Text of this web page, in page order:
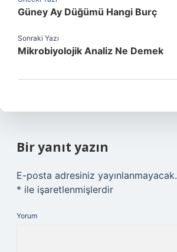
Güney Ay Düğümü Hangi Burç
Sonraki Yazı
Mikrobiyolojik Analiz Ne Demek
Bir yanıt yazın
E-posta adresiniz yayınlanmayacak.
* ile işaretlenmişlerdir
Yorum